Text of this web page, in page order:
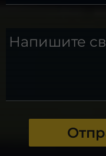
Напишите